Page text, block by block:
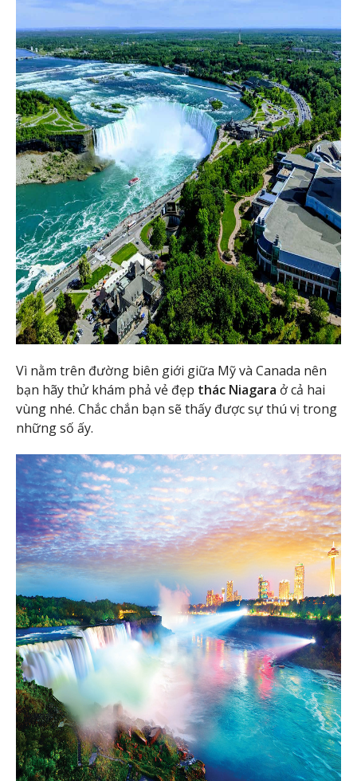
Vì nằm trên đường biên giới giữa Mỹ và Canada nên
bạn hãy thử khám phả vẻ đẹp thác Niagara ở cả hai
vùng nhé. Chắc chắn bạn sẽ thấy được sự thú vị trong
những số ấy.